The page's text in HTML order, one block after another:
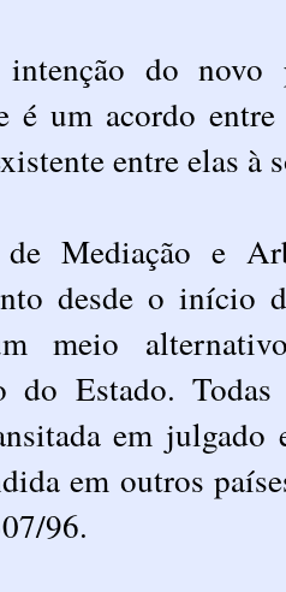
do novo
é um acordo
entre elas à
Mediação e
desde o
meio
do Estado.
em
em outros
96.